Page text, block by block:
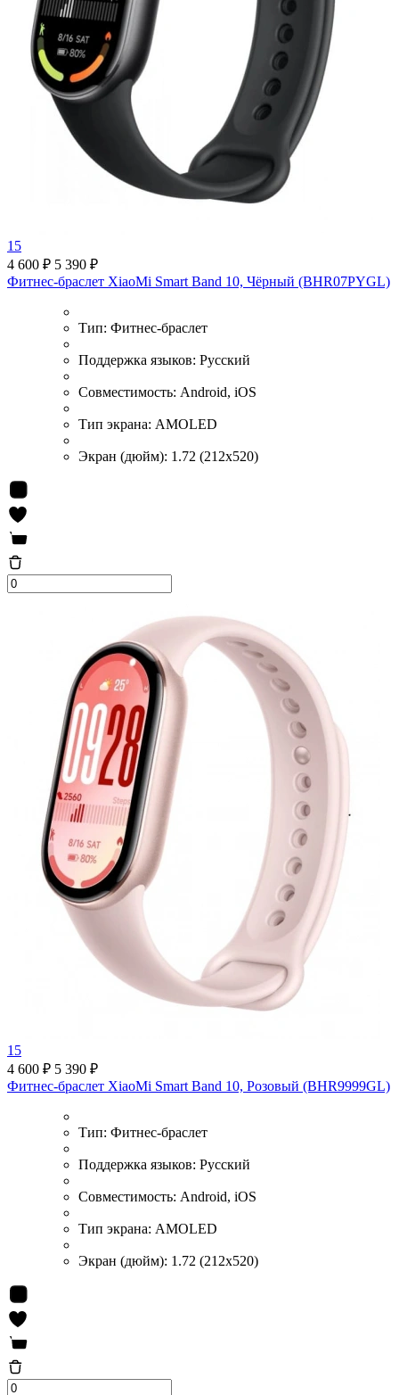
15
4 600 ₽ 5 390 ₽
Фитнес-браслет XiaoMi Smart Band 10, Чёрный (BHR07PYGL)
Тип: Фитнес-браслет
Поддержка языков: Русский
Совместимость: Android, iOS
Тип экрана: AMOLED
Экран (дюйм): 1.72 (212x520)
15
4 600 ₽ 5 390 ₽
Фитнес-браслет XiaoMi Smart Band 10, Розовый (BHR9999GL)
Тип: Фитнес-браслет
Поддержка языков: Русский
Совместимость: Android, iOS
Тип экрана: AMOLED
Экран (дюйм): 1.72 (212x520)